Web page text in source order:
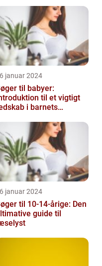
januar 2024
til babyer:
til et vigtigt
i barnets
januar 2024
til 10-14-årige: Den
guide til